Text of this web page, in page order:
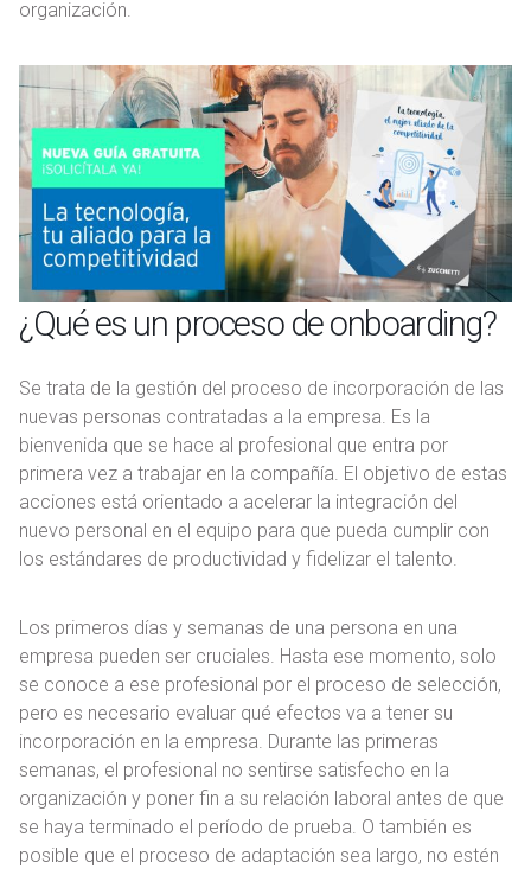
organización.
¿Qué es un proceso de onboarding?
Se trata de la gestión del proceso de incorporación de las
nuevas personas contratadas a la empresa. Es la
bienvenida que se hace al profesional que entra por
primera vez a trabajar en la compañía. El objetivo de estas
acciones está orientado a acelerar la integración del
nuevo personal en el equipo para que pueda cumplir con
los estándares de productividad y fidelizar el talento.
Los primeros días y semanas de una persona en una
empresa pueden ser cruciales. Hasta ese momento, solo
se conoce a ese profesional por el proceso de selección,
pero es necesario evaluar qué efectos va a tener su
incorporación en la empresa. Durante las primeras
semanas, el profesional no sentirse satisfecho en la
organización y poner fin a su relación laboral antes de que
se haya terminado el período de prueba. O también es
posible que el proceso de adaptación sea largo, no estén